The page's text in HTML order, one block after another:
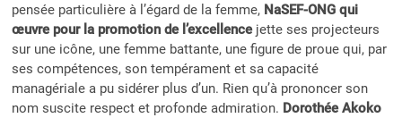
pensée particulière à l’égard de la femme, NaSEF-ONG qui
œuvre pour la promotion de l’excellencejette ses projecteurs
sur une icône, une femme battante, une figure de proue qui, par
ses compétences, son tempérament et sa capacité
managériale a pu sidérer plus d’un. Rien qu’à prononcer son
nom suscite respect et profonde admiration. Dorothée Akoko